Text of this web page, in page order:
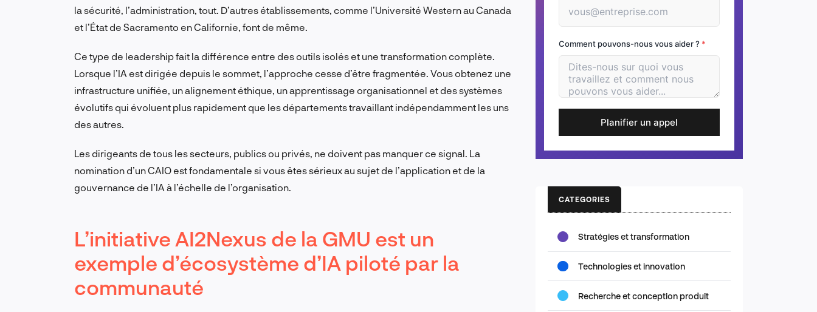
la sécurité, l’administration, tout. D’autres établissements, comme l’Université Western au Canada
et l’État de Sacramento en Californie, font de même.
Ce type de leadership fait la différence entre des outils isolés et une transformation complète.
Lorsque l’IA est dirigée depuis le sommet, l’approche cesse d’être fragmentée. Vous obtenez une
infrastructure unifiée, un alignement éthique, un apprentissage organisationnel et des systèmes
évolutifs qui évoluent plus rapidement que les départements travaillant indépendamment les uns
des autres.
Les dirigeants de tous les secteurs, publics ou privés, ne doivent pas manquer ce signal. La
nomination d’un CAIO est fondamentale si vous êtes sérieux au sujet de l’application et de la
gouvernance de l’IA à l’échelle de l’organisation.
L’initiative AI2Nexus de la GMU est un
exemple d’écosystème d’IA piloté par la
communauté
Comment pouvons-nous vous aider ? *
Planifier un appel
CATEGORIES
Stratégies et transformation
Technologies et innovation
Recherche et conception produit